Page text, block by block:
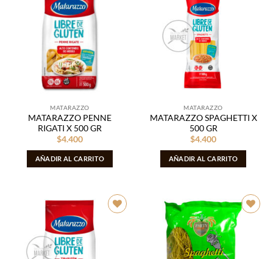
MATARAZZO
MATARAZZO PENNE
RIGATI X 500 GR
$4.400
AÑADIR AL CARRITO
MATARAZZO
MATARAZZO SPAGHETTI X
500 GR
$4.400
AÑADIR AL CARRITO
Añadir